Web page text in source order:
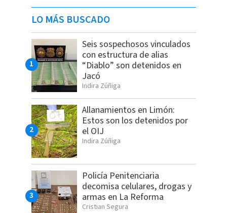
LO MÁS BUSCADO
Seis sospechosos vinculados
con estructura de alias
“Diablo” son detenidos en
Jacó
Indira Zúñiga
Allanamientos en Limón:
Estos son los detenidos por
el OIJ
Indira Zúñiga
Policía Penitenciaria
decomisa celulares, drogas y
armas en La Reforma
Cristian Segura